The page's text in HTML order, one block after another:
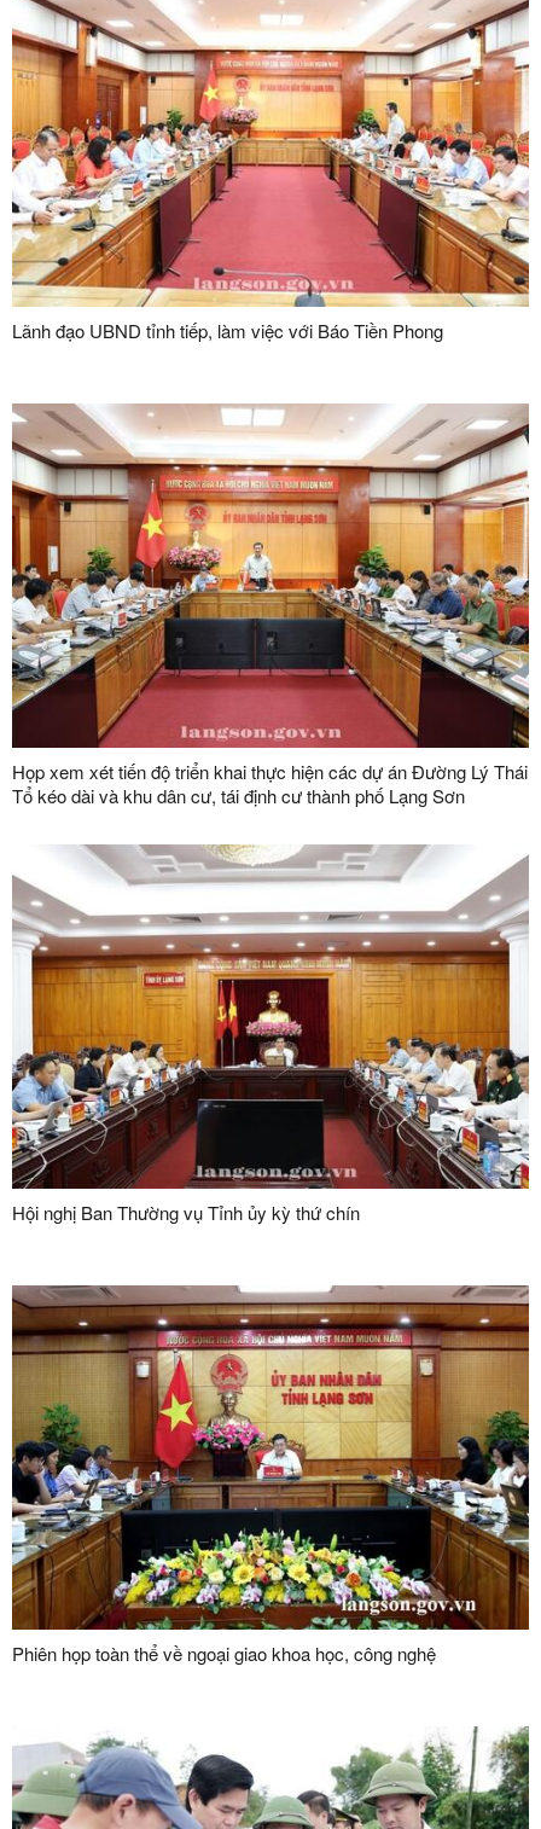
Lãnh đạo UBND tỉnh tiếp, làm việc với Báo Tiền Phong
Họp xem xét tiến độ triển khai thực hiện các dự án Đường Lý Thái
Tổ kéo dài và khu dân cư, tái định cư thành phố Lạng Sơn
Hội nghị Ban Thường vụ Tỉnh ủy kỳ thứ chín
Phiên họp toàn thể về ngoại giao khoa học, công nghệ